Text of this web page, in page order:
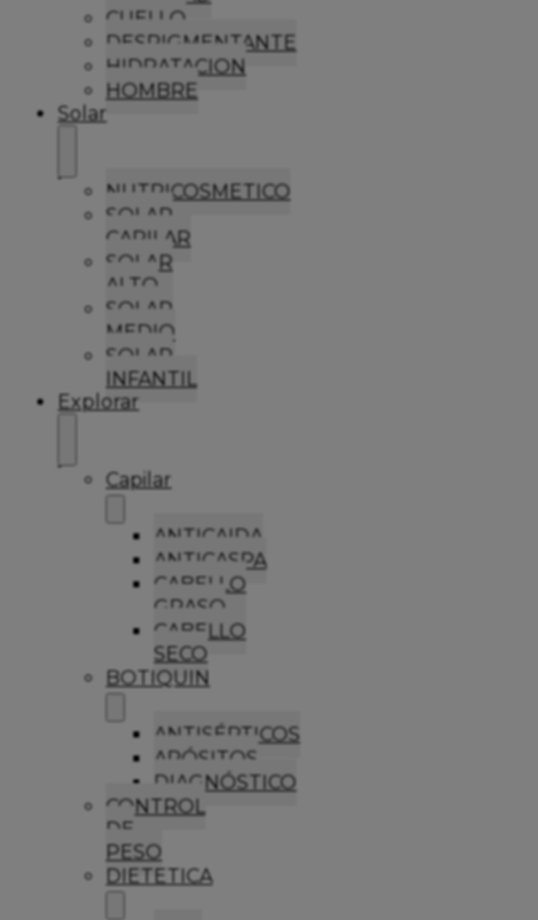
CUELLO
DESPIGMENTANTE
HIDRATACION
HOMBRE
Solar
NUTRICOSMETICO
SOLAR
CAPILAR
SOLAR
ALTO
SOLAR
MEDIO
SOLAR
INFANTIL
Explorar
Capilar
ANTICAIDA
ANTICASPA
CABELLO
GRASO
CABELLO
SECO
BOTIQUIN
ANTISÉPTICOS
APÓSITOS
DIAGNÓSTICO
CONTROL
DE
PESO
DIETETICA